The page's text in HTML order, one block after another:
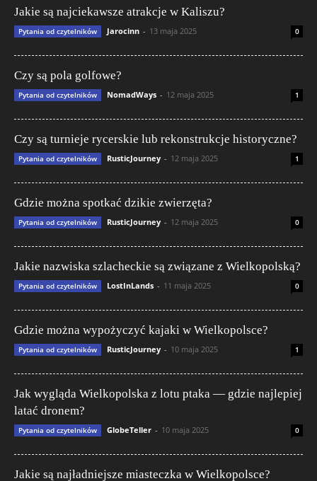
Jakie są najciekawsze atrakcje w Kaliszu?
Pytania od czytelników Jarocinn - 13 maja 2025 0
Czy są pola golfowe?
Pytania od czytelników NomadWays - 12 maja 2025 1
Czy są turnieje rycerskie lub rekonstrukcje historyczne?
Pytania od czytelników RusticJourney - 12 maja 2025 1
Gdzie można spotkać dzikie zwierzęta?
Pytania od czytelników RusticJourney - 12 maja 2025 0
Jakie nazwiska szlacheckie są związane z Wielkopolską?
Pytania od czytelników LostInLands - 11 maja 2025 0
Gdzie można wypożyczyć kajaki w Wielkopolsce?
Pytania od czytelników RusticJourney - 10 maja 2025 1
Jak wygląda Wielkopolska z lotu ptaka — gdzie najlepiej
latać dronem?
Pytania od czytelników GlobeTeller - 10 maja 2025 0
Jakie są najładniejsze miasteczka w Wielkopolsce?